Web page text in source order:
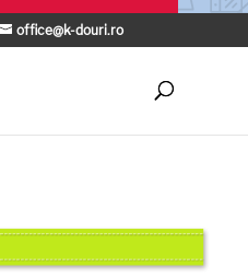
office@k-douri.ro